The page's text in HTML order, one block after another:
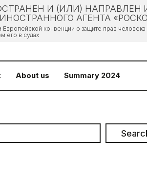
И (ИЛИ)
АГЕНТА
конвенции о защите прав
его в судах
About us Summary 2024